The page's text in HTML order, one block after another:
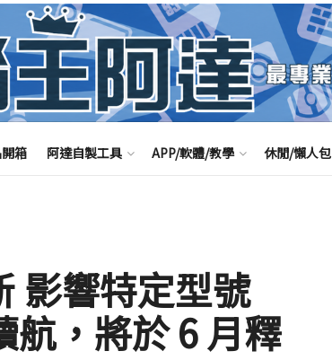
箱 阿達自製工具 APP/軟體/教學 休閒/懶人包
影響特定型號
航，將於 6 月釋